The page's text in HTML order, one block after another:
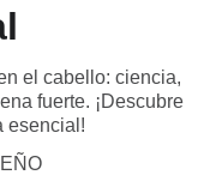
el cabello: ciencia,
fuerte. ¡Descubre
esencial!